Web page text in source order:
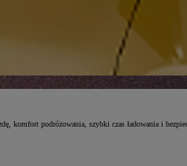
komfort podróżowania, szybki czas ładowania i